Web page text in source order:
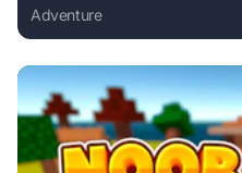
Adventure
Play Push Noob online